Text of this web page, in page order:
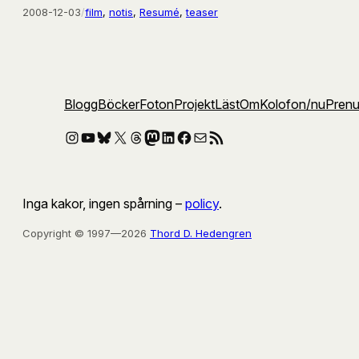
2008-12-03/film, notis, Resumé, teaser
BloggBöckerFotonProjektLästOmKolofon/nu
Instagram
YouTube
Bluesky
X Threads
Mastodon
LinkedIn
Facebook
E-postRSS-flöde
Inga kakor, ingen spårning – policy.
Copyright © 1997—2026 Thord D. Hedengren